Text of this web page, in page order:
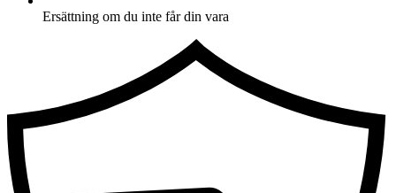
Ersättning om du inte får din vara